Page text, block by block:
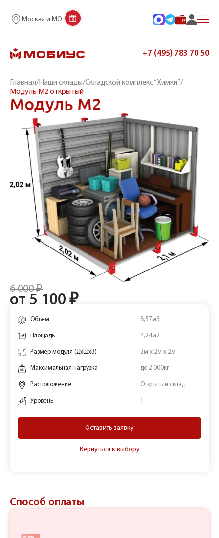
Москва и МО
+7 (495) 783 70 50
Главная/Наши склады/Складской комплекс “Химки”/
Модуль М2 открытый
Объем 8,57м3
Площадь 4,24м2
Размер модуля (ДхШхВ) 2м х 2м х 2м
Максимальная нагрузка до 2 000кг
Расположение Открытый склад
Уровень 1
Вернуться к выбору
Оставить заявку
6 000 ₽
от 5 100 ₽
Модуль М2
Способ оплаты